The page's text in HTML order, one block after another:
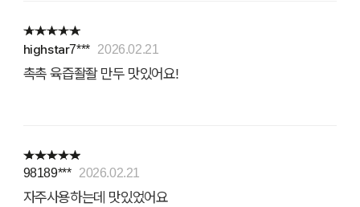
highstar7*** 2026.02.21
촉촉 육즙좔좔 만두 맛있어요!
98189*** 2026.02.21
자주사용하는데 맛있었어요